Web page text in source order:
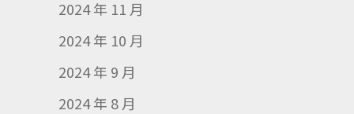
2024 年 11 月
2024 年 10 月
2024 年 9 月
2024 年 8 月